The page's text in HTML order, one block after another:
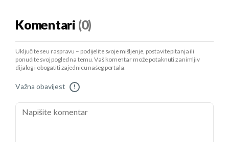
Komentari (0)
Uključite se u raspravu – podijelite svoje mišljenje, postavite pitanja ili
ponudite svoj pogled na temu. Vaš komentar može potaknuti zanimljiv
dijalog i obogatiti zajednicu našeg portala.
Važna obavijest !